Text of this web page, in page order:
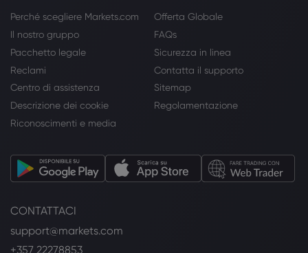
Perché scegliere Markets.com
Offerta Globale
Il nostro gruppo
FAQs
Pacchetto legale
Sicurezza in linea
Reclami
Contatta il supporto
Centro di assistenza
Sitemap
Descrizione dei cookie
Regolamentazione
Riconoscimenti e media
CONTATTACI
support@markets.com
+357 22278853